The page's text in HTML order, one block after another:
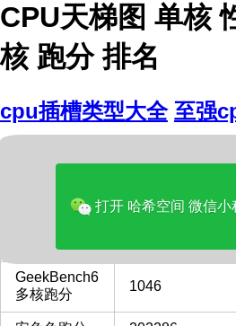
CPU天梯图 单核
核 跑分 排名
cpu插槽类型大全 至强
内容
单核跑分
GeekBench6
多核跑分
1046
打开 哈希空间 微信